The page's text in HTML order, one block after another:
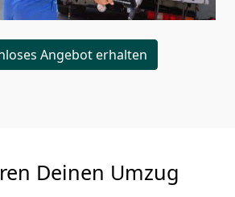
Angebot erhalten
Deinen Umzug